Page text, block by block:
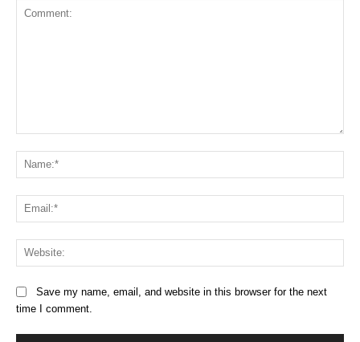
Save my name, email, and website in this browser for the next
time I comment.